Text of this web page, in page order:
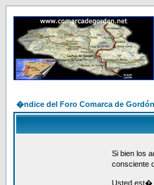
�ndice del Foro Comarca de Gordón
Si bien los
consciente
Usted est�